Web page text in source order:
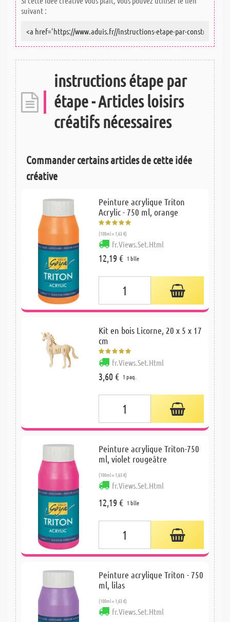
suivant :
instructions étape par
étape - Articles loisirs
créatifs nécessaires
Commander certains articles de cette idée
créative
Peinture acrylique Triton
Acrylic - 750 ml, orange
(100ml = 1,63 €)
fr.Views.Set.Html
12,19 € 1 blle
Kit en bois Licorne, 20 x 5 x 17
cm
fr.Views.Set.Html
3,60 € 1 paq.
Peinture acrylique Triton-750
ml, violet rougeâtre
(100ml = 1,63 €)
fr.Views.Set.Html
12,19 € 1 blle
Peinture acrylique Triton - 750
ml, lilas
(100ml = 1,63 €)
fr.Views.Set.Html